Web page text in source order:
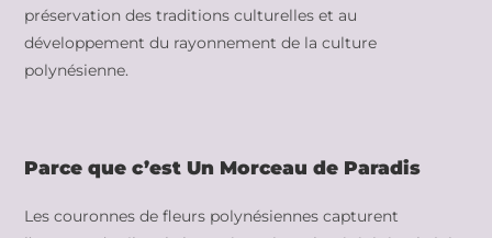
préservation des traditions culturelles et au
développement du rayonnement de la culture
polynésienne.
Parce que c’est Un Morceau de Paradis
Les couronnes de fleurs polynésiennes capturent